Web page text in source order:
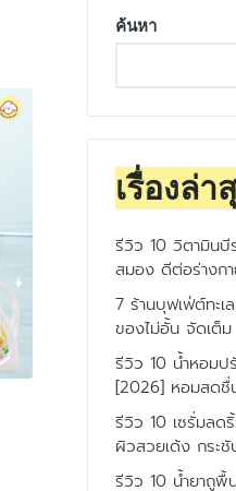
ค้นหา
เรื่องล่า
รีวิว 10 วิตามิน
สมอง ดีต่อร่างก
7 ร้านบุฟเฟ่ต์ทะ
ของไม่อั้น จัดเต็ม
รีวิว 10 น้ำหอมป
[2026] หอมสดชื่
รีวิว 10 เซรั่มลด
ผิวสวยเด้ง กระ
รีวิว 10 น้ำยาถู